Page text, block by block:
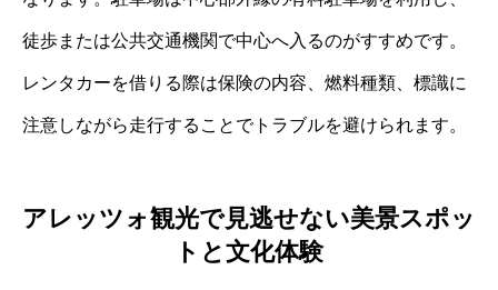
徒歩または公共交通機関で中心へ入るのがすすめです。
レンタカーを借りる際は保険の内容、燃料種類、標識に
注意しながら走行することでトラブルを避けられます。
アレッツォ観光で見逃せない美景スポッ
トと文化体験